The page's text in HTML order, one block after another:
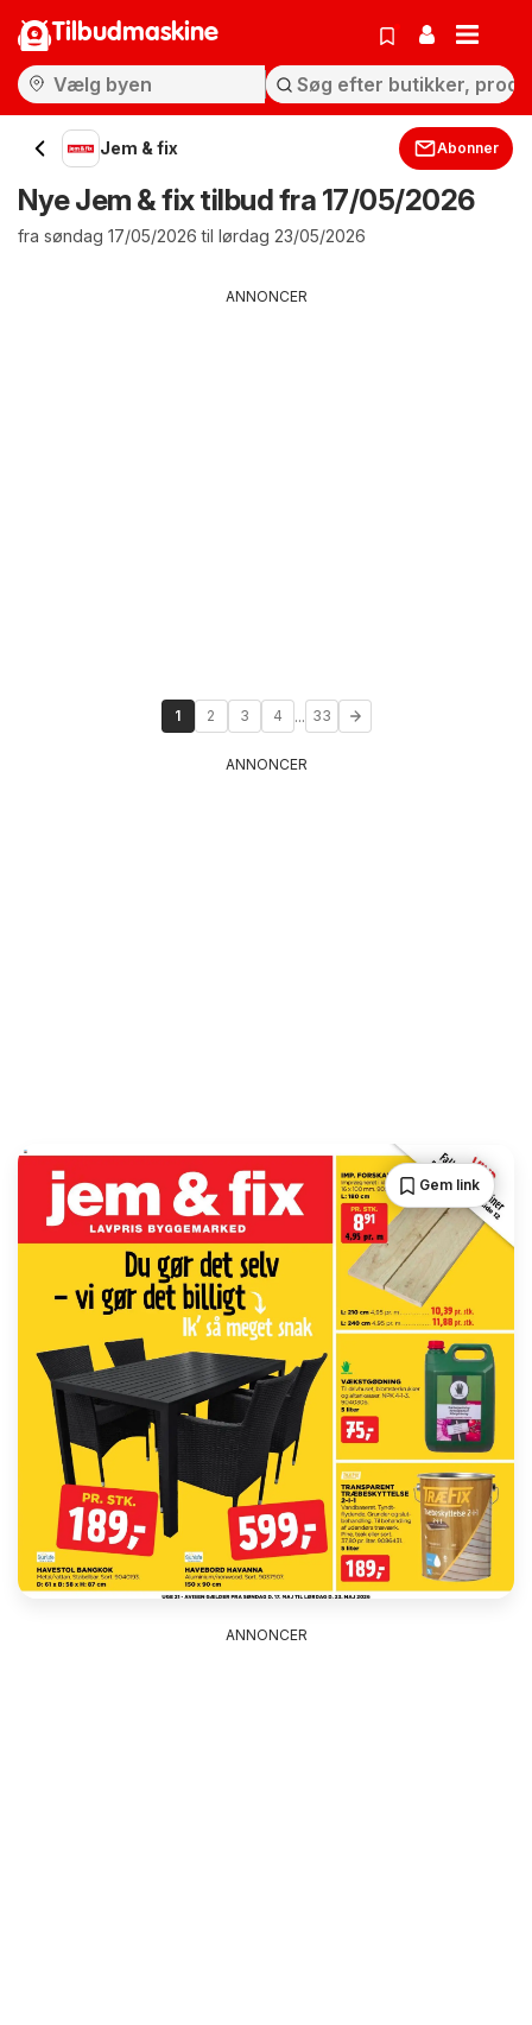
Tilbudmaskine
Jem & fix Abonner
Nye Jem & fix tilbud fra 17/05/2026
fra søndag 17/05/2026 til lørdag 23/05/2026
ANNONCER
1 2 3 4 ... 33
ANNONCER
Gem link
ANNONCER